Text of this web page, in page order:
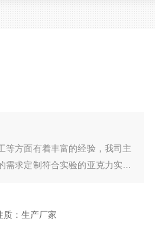
等方面有着丰富的经验，我司主
需求定制符合实验的亚克力实验
质：生产厂家